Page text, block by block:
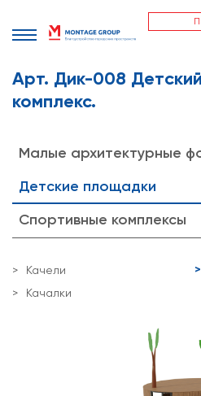
Арт. Дик-008
комплекс.
Малые архитектурные
Детские площадки
Спортивные комплексы
Качели
Качалки